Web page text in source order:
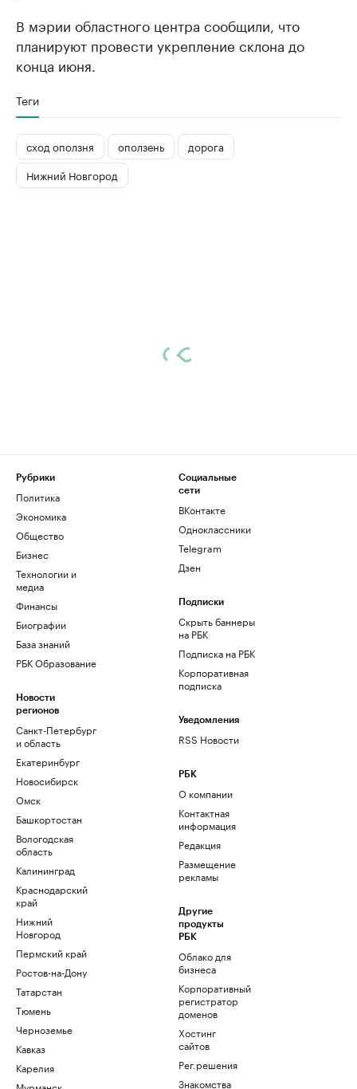
В мэрии областного центра сообщили, что
планируют провести укрепление склона до
конца июня.
Теги
сход оползня оползень
дорога
Нижний Новгород
Рубрики
Политика
Экономика
Общество
Бизнес
Технологии и
медиа
Финансы
Биографии
База знаний
РБК Образование
Новости
регионов
Санкт-Петербург
и область
Екатеринбург
Новосибирск
Омск
Башкортостан
Вологодская
область
Калининград
Краснодарский
край
Нижний
Новгород
Пермский край
Ростов-на-Дону
Татарстан
Тюмень
Черноземье
Кавказ
Карелия
Социальные
сети
ВКонтакте
Одноклассники
Telegram
Дзен
Подписки
Скрыть баннеры
на РБК
Подписка на РБК
Корпоративная
подписка
Уведомления
RSS Новости
РБК
О компании
Контактная
информация
Редакция
Размещение
рекламы
Другие
продукты
РБК
Облако для
бизнеса
Корпоративный
регистратор
доменов
Хостинг
сайтов
Рег.решения
Знакомства